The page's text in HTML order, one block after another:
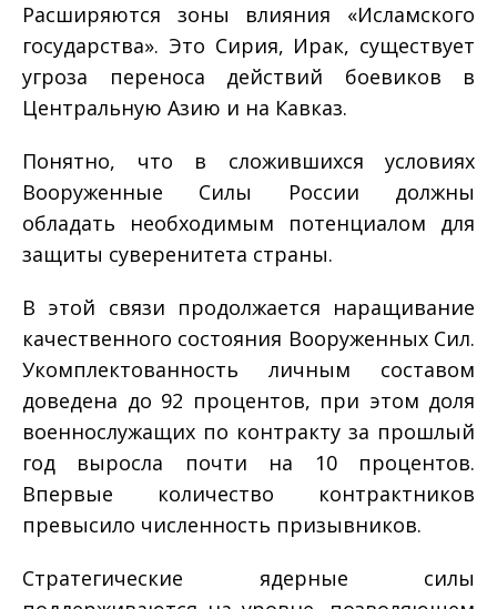
Расширяются зоны влияния «Исламского
государства». Это Сирия, Ирак, существует
угроза переноса действий боевиков в
Центральную Азию и на Кавказ.
Понятно, что в сложившихся условиях
Вооруженные Силы России должны
обладать необходимым потенциалом для
защиты суверенитета страны.
В этой связи продолжается наращивание
качественного состояния Вооруженных Сил.
Укомплектованность личным составом
доведена до 92 процентов, при этом доля
военнослужащих по контракту за прошлый
год выросла почти на 10 процентов.
Впервые количество контрактников
превысило численность призывников.
Стратегические ядерные силы